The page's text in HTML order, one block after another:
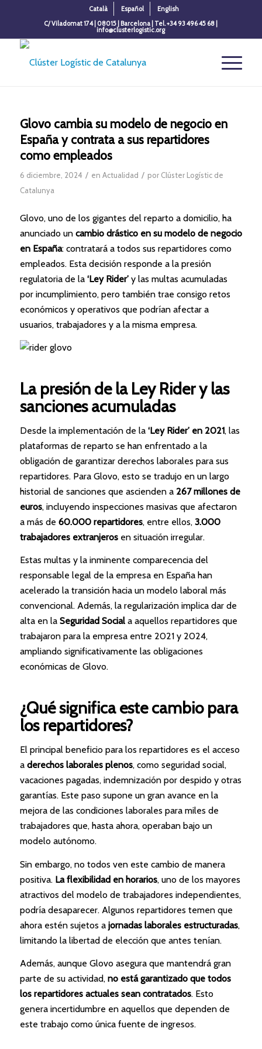
Català Español
English
C/ Viladomat 174 | 08015 | Barcelona | Tel. +34 93 496 45 68 |
info@clusterlogistic.org
Glovo cambia su modelo de negocio en
España y contrata a sus repartidores
como empleados
6 diciembre, 2024 / en Actualidad / por Clúster Logístic de
Catalunya
Glovo, uno de los gigantes del reparto a domicilio, ha
anunciado un cambio drástico en su modelo de negocio
en España: contratará a todos sus repartidores como
empleados. Esta decisión responde a la presión
regulatoria de la ‘Ley Rider’y las multas acumuladas
por incumplimiento, pero también trae consigo retos
económicos y operativos que podrían afectar a
usuarios, trabajadores y a la misma empresa.
La presión de la Ley Rider y las
sanciones acumuladas
Desde la implementación de la ‘Ley Rider’ en 2021, las
plataformas de reparto se han enfrentado a la
obligación de garantizar derechos laborales para sus
repartidores. Para Glovo, esto se tradujo en un largo
historial de sanciones que ascienden a 267 millones de
euros, incluyendo inspecciones masivas que afectaron
a más de 60.000 repartidores, entre ellos, 3.000
trabajadores extranjerosen situación irregular.
Estas multas y la inminente comparecencia del
responsable legal de la empresa en España han
acelerado la transición hacia un modelo laboral más
convencional. Además, la regularización implica dar de
alta en la Seguridad Sociala aquellos repartidores que
trabajaron para la empresa entre 2021 y 2024,
ampliando significativamente las obligaciones
económicas de Glovo.
¿Qué significa este cambio para
los repartidores?
El principal beneficio para los repartidores es el acceso
a derechos laborales plenos, como seguridad social,
vacaciones pagadas, indemnización por despido y otras
garantías. Este paso supone un gran avance en la
mejora de las condiciones laborales para miles de
trabajadores que, hasta ahora, operaban bajo un
modelo autónomo.
Sin embargo, no todos ven este cambio de manera
positiva. La flexibilidad en horarios, uno de los mayores
atractivos del modelo de trabajadores independientes,
podría desaparecer. Algunos repartidores temen que
ahora estén sujetos a jornadas laborales estructuradas,
limitando la libertad de elección que antes tenían.
Además, aunque Glovo asegura que mantendrá gran
parte de su actividad, no está garantizado que todos
los repartidores actuales sean contratados. Esto
genera incertidumbre en aquellos que dependen de
este trabajo como única fuente de ingresos.